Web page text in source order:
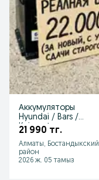
Аккумуляторы
Hyundai / Bars /
Kainar. Алматы
21 990 тг.
Алматы, Бостандыкский
район
2026 ж. 05 тамыз